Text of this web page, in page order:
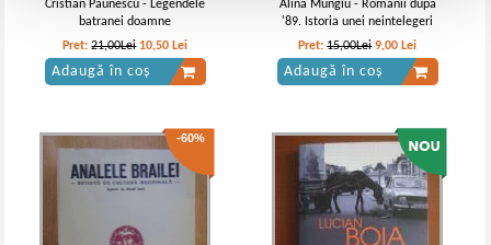
Cristian Paunescu - Legendele
batranei doamne
Pret:21,00Lei 10,50 Lei
Adaugă în coș
Alina Mungiu - Romanii dupa
'89. Istoria unei neintelegeri
Pret:15,00Lei 9,00 Lei
Adaugă în coș
-60%